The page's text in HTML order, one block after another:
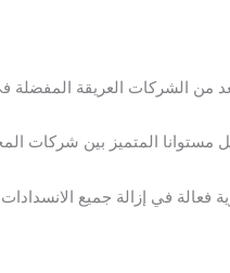
من الشركات العريقة المفضلة
مستوانا المتميز بين شركات
فعالة في إزالة جميع